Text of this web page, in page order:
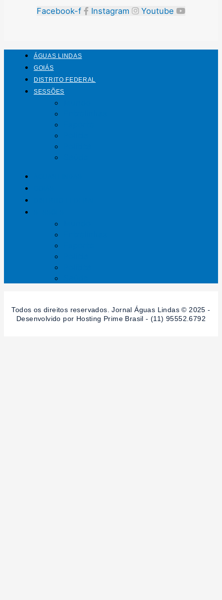
Facebook-f Instagram Youtube
ÁGUAS LINDAS
GOIÁS
DISTRITO FEDERAL
SESSÕES
Todos os direitos reservados. Jornal Águas Lindas © 2025 -
Desenvolvido por Hosting Prime Brasil - (11) 95552.6792